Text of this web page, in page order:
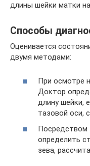
длины шейки матки
Способы
Оценивается
двумя методами:
При осмотре
Доктор
длину шейки,
тазовой оси,
Посредством
определить
зева,